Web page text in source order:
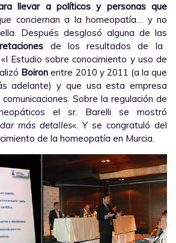
llevar a políticos y personas que
conciernan a la homeopatía… y no
Después desglosó alguna de las
de los resultados de la
Estudio sobre conocimiento y uso de
Boiron entre 2010 y 2011 (a la que
adelante) y que usa esta empresa
Sobre la regulación de
el sr. Barelli se mostró
más detalles«. Y se congratuló del
de la homeopatía en Murcia.